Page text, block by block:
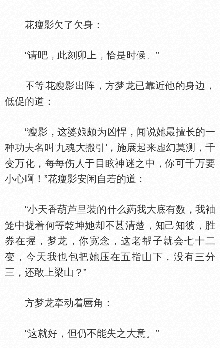
花瘦影欠了欠身：
“请吧，此刻卯上，恰是时候。”
不等花瘦影出阵，方梦龙已靠近他的身边，
低促的道：
“瘦影，这婆娘颇为凶悍，闻说她最擅长的一
种功夫名叫‘九魂大搬引’，施展起来虚幻莫测，千
变万化，每每伤人于目眩神迷之中，你可千万要
小心啊！”花瘦影安闲自若的道：
“小天香葫芦里装的什么葯我大底有数，我袖
笼中拢着何等乾坤她却不甚清楚，知己知彼，胜
券在握，梦龙，你宽念，这老帮子就会七十二
变，今天我也包把她压在五指山下，没有三分
三，还敢上梁山？”
方梦龙牵动着 角：
“这就好，但仍不能失之大意。”